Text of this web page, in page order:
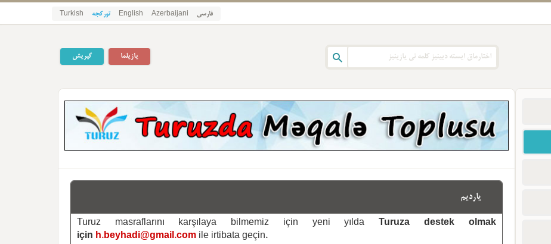
فارسی Azerbaijani
English تورکجه Turkish
گیریش یازیلما
یاردیم
Turuz masraflarını karşılaya bilmemiz için yeni yılda
Turuza destek olmak
için h.beyhadi@gmail.com ile irtibata geçin.